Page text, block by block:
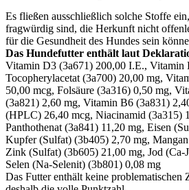
Es fließen ausschließlich solche Stoffe
fragwürdig sind, die Herkunft nicht
für die Gesundheit des Hundes sein
Das Hundefutter enthält laut
Vitamin D3 (3a671) 200,00 I.E., Vitamin
Tocopherylacetat (3a700) 20,00 mg,
50,00 mcg, Folsäure (3a316) 0,50 mg,
(3a821) 2,60 mg, Vitamin B6 (3a831)
(HPLC) 26,40 mcg, Niacinamid (3a315)
Panthothenat (3a841) 11,20 mg, Eisen
Kupfer (Sulfat) (3b405) 2,70 mg,
Zink (Sulfat) (3b605) 21,00 mg, Jod (Ca-
Selen (Na-Selenit) (3b801) 0,08 mg
Das Futter enthält keine problematischen